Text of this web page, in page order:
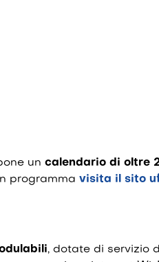
un calendario di oltre
programma visita il sito
, dotate di servizio